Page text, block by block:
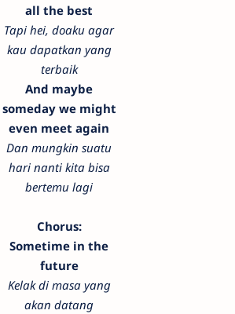
all the best
Tapi hei, doaku agar
kau dapatkan yang
terbaik
And maybe
someday we might
even meet again
Dan mungkin suatu
hari nanti kita bisa
bertemu lagi
Chorus:
Sometime in the
future
Kelak di masa yang
akan datang